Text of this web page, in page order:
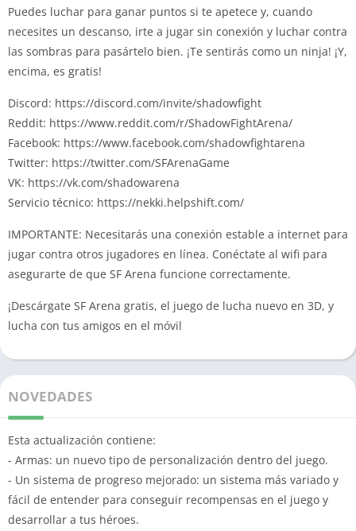
Puedes luchar para ganar puntos si te apetece y, cuando
necesites un descanso, irte a jugar sin conexión y luchar contra
las sombras para pasártelo bien. ¡Te sentirás como un ninja! ¡Y,
encima, es gratis!
Discord: https://discord.com/invite/shadowfight
Reddit: https://www.reddit.com/r/ShadowFightArena/
Facebook: https://www.facebook.com/shadowfightarena
Twitter: https://twitter.com/SFArenaGame
VK: https://vk.com/shadowarena
Servicio técnico: https://nekki.helpshift.com/
IMPORTANTE: Necesitarás una conexión estable a internet para
jugar contra otros jugadores en línea. Conéctate al wifi para
asegurarte de que SF Arena funcione correctamente.
¡Descárgate SF Arena gratis, el juego de lucha nuevo en 3D, y
lucha con tus amigos en el móvil
NOVEDADES
Esta actualización contiene:
- Armas: un nuevo tipo de personalización dentro del juego.
- Un sistema de progreso mejorado: un sistema más variado y
fácil de entender para conseguir recompensas en el juego y
desarrollar a tus héroes.